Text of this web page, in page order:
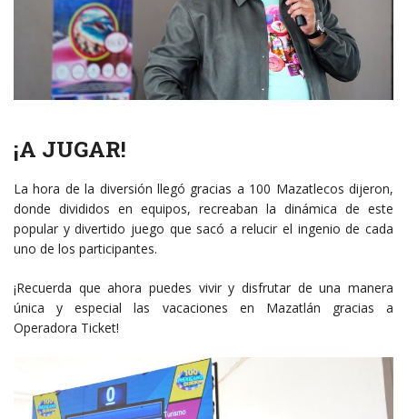
¡A JUGAR!
La hora de la diversión llegó gracias a 100 Mazatlecos dijeron,
donde divididos en equipos, recreaban la dinámica de este
popular y divertido juego que sacó a relucir el ingenio de cada
uno de los participantes.
¡Recuerda que ahora puedes vivir y disfrutar de una manera
única y especial las vacaciones en Mazatlán gracias a
Operadora Ticket!